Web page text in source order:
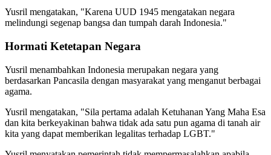
Yusril mengatakan, "Karena UUD 1945 mengatakan negara
melindungi segenap bangsa dan tumpah darah Indonesia."
Hormati Ketetapan Negara
Yusril menambahkan Indonesia merupakan negara yang
berdasarkan Pancasila dengan masyarakat yang menganut berbagai
agama.
Yusril mengatakan, "Sila pertama adalah Ketuhanan Yang Maha Esa
dan kita berkeyakinan bahwa tidak ada satu pun agama di tanah air
kita yang dapat memberikan legalitas terhadap LGBT."